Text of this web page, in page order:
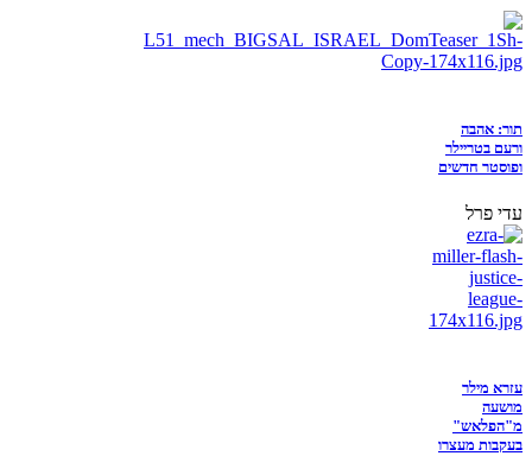
תור: אהבה
ורעם בטריילר
ופוסטר חדשים
עדי פרל
עזרא מילר
מושעה
מ"הפלאש"
בעקבות מעצרו